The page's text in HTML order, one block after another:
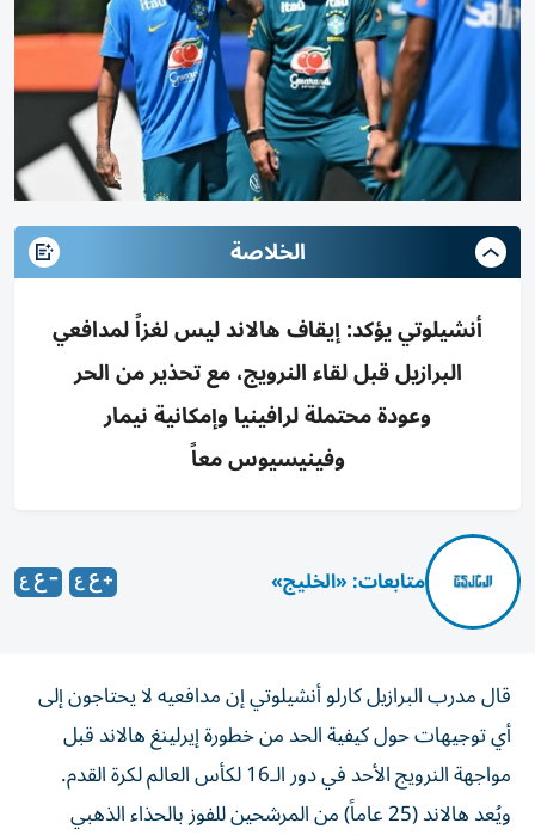
الخلاصة
أنشيلوتي يؤكد: إيقاف هالاند ليس لغزاً لمدافعي
البرازيل قبل لقاء النرويج، مع تحذير من الحر
وعودة محتملة لرافينيا وإمكانية نيمار
وفينيسيوس معاً
متابعات: «الخليج»
قال مدرب البرازيل كارلو أنشيلوتي إن مدافعيه لا يحتاجون إلى
أي توجيهات حول كيفية الحد من خطورة إيرلينغ هالاند قبل
مواجهة النرويج الأحد في دور الـ16 لكأس العالم لكرة القدم.
ويُعد هالاند (25 عاماً) من المرشحين للفوز بالحذاء الذهبي